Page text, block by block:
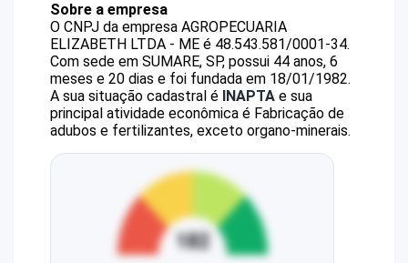
Sobre a empresa
O CNPJ da empresa AGROPECUARIA
ELIZABETH LTDA - ME é 48.543.581/0001-34.
Com sede em SUMARE, SP, possui 44 anos, 6
meses e 20 dias e foi fundada em 18/01/1982.
A sua situação cadastral é INAPTA e sua
principal atividade econômica é Fabricação de
adubos e fertilizantes, exceto organo-minerais.